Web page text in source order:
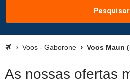
Pesquisar
Voos - Gaborone Voos Maun
As nossas ofertas